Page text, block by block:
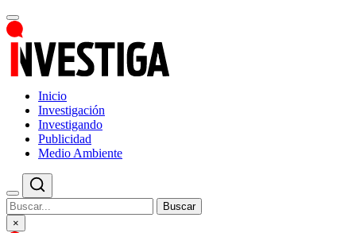
Inicio
Investigación
Investigando
Publicidad
Medio Ambiente
Buscar
×